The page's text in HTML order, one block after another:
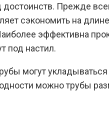
достоинств. Прежде
сэкономить на
эффективна
под настил.
могут
можно трубы